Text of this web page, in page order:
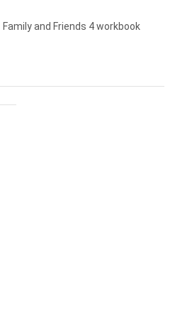
Family and Friends 4 workbook